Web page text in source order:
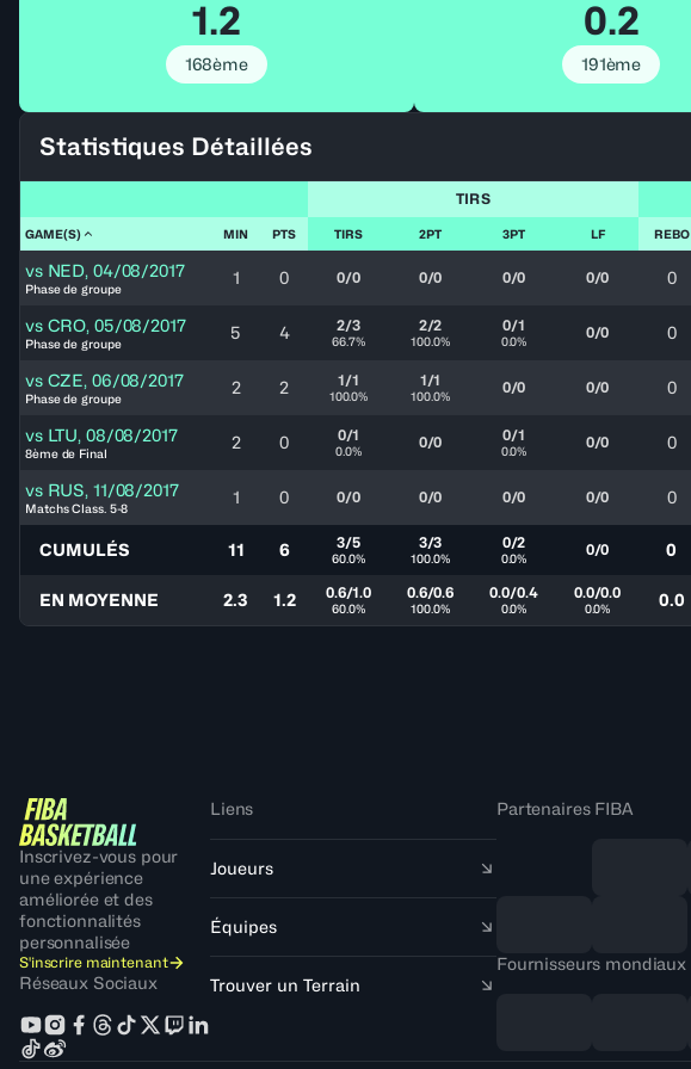
1.2
168ème
0.2
191ème
Statistiques Détaillées
TIRS
GAME(S) MIN PTS TIRS 2PT 3PT LF REBO
vs NED, 04/08/2017
Phase de groupe
1 0 0/0 0/0 0/0 0/0 0
vs CRO, 05/08/2017
Phase de groupe
5 4 2/3
66.7%
2/2
100.0%
0/1
0.0% 0/0 0
vs CZE, 06/08/2017
Phase de groupe
2 2 1/1
100.0%
1/1
100.0% 0/0 0/0 0
vs LTU, 08/08/2017
8ème de Final
2 0 0/1
0.0% 0/0 0/1
0.0% 0/0 0
vs RUS, 11/08/2017
Matchs Class. 5-8
1 0 0/0 0/0 0/0 0/0 0
CUMULÉS 11 6 3/5
60.0%
3/3
100.0%
0/2
0.0% 0/0 0
EN MOYENNE 2.3 1.2 0.6/1.0
60.0%
0.6/0.6
100.0%
0.0/0.4
0.0%
0.0/0.0
0.0% 0.0
Inscrivez-vous pour
une expérience
améliorée et des
fonctionnalités
personnalisée
S'inscrire maintenant
Réseaux Sociaux
Liens
Joueurs
Équipes
Trouver un Terrain
Partenaires FIBA
Fournisseurs mondiaux